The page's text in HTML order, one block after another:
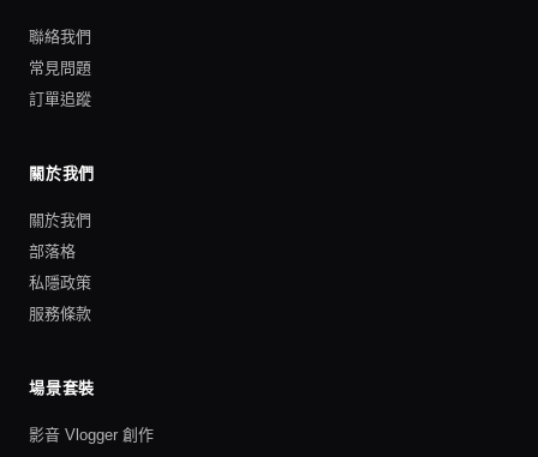
聯絡我們
常見問題
訂單追蹤
關於我們
關於我們
部落格
私隱政策
服務條款
場景套裝
影音 Vlogger 創作